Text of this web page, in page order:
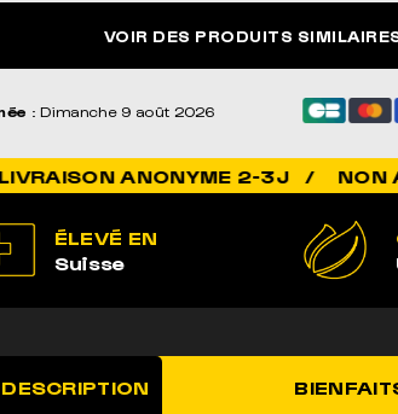
VOIR DES PRODUITS
: Dimanche 9 août 2026
NON
ÉLEVÉ EN
Suisse
DESCRIPTION